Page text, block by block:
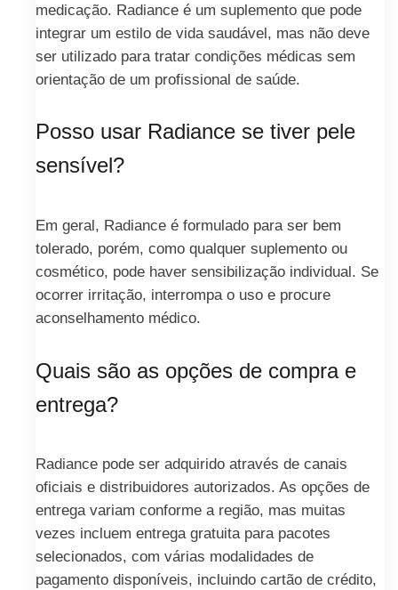
medicação. Radiance é um suplemento que pode
integrar um estilo de vida saudável, mas não deve
ser utilizado para tratar condições médicas sem
orientação de um profissional de saúde.
Posso usar Radiance se tiver pele
sensível?
Em geral, Radiance é formulado para ser bem
tolerado, porém, como qualquer suplemento ou
cosmético, pode haver sensibilização individual. Se
ocorrer irritação, interrompa o uso e procure
aconselhamento médico.
Quais são as opções de compra e
entrega?
Radiance pode ser adquirido através de canais
oficiais e distribuidores autorizados. As opções de
entrega variam conforme a região, mas muitas
vezes incluem entrega gratuita para pacotes
selecionados, com várias modalidades de
pagamento disponíveis, incluindo cartão de crédito,